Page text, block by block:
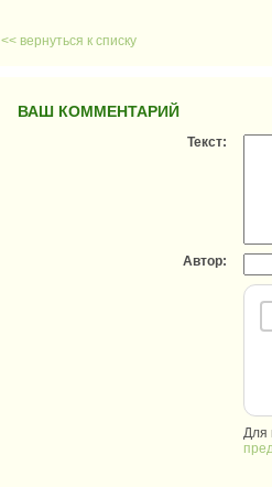
<< вернуться к списку
ВАШ КОММЕНТАРИЙ
Текст:
Автор:
Для